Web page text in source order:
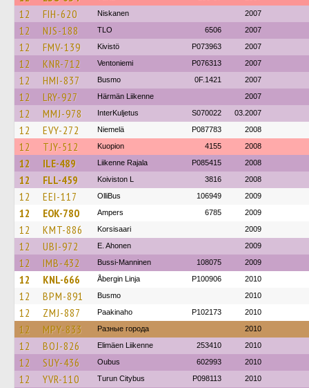
12 FIH-620 Niskanen 2007
12 NJS-188 TLO 6506 2007
12 FMV-139 Kivistö P073963 2007
12 KNR-712 Ventoniemi P076313 2007
12 HMI-837 Busmo 0F.1421 2007
12 LRY-927 Härmän Liikenne 2007
12 MMJ-978 InterKuljetus S070022 03.2007
12 EVY-272 Niemelä P087783 2008
12 TJY-512 Kuopion 4155 2008
12 ILE-489 Liikenne Rajala P085415 2008
12 FLL-459 Koiviston L 3816 2008
12 EEI-117 OlliBus 106949 2009
12 EOK-780 Ampers 6785 2009
12 KMT-886 Korsisaari 2009
12 UBI-972 E. Ahonen 2009
12 IMB-432 Bussi-Manninen 108075 2009
12 KNL-666 Åbergin Linja P100906 2010
12 BPM-891 Busmo 2010
12 ZMJ-887 Paakinaho P102173 2010
12 MPY-833 Разные города 2010
12 BOJ-826 Elimäen Liikenne 253410 2010
12 SUY-436 Oubus 602993 2010
12 YVR-110 Turun Citybus P098113 2010